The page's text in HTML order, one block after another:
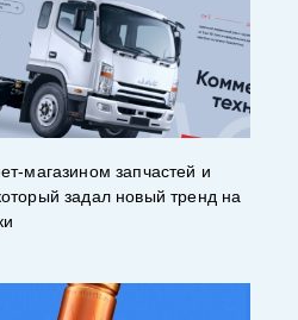
магазином запчастей и
задал новый тренд на